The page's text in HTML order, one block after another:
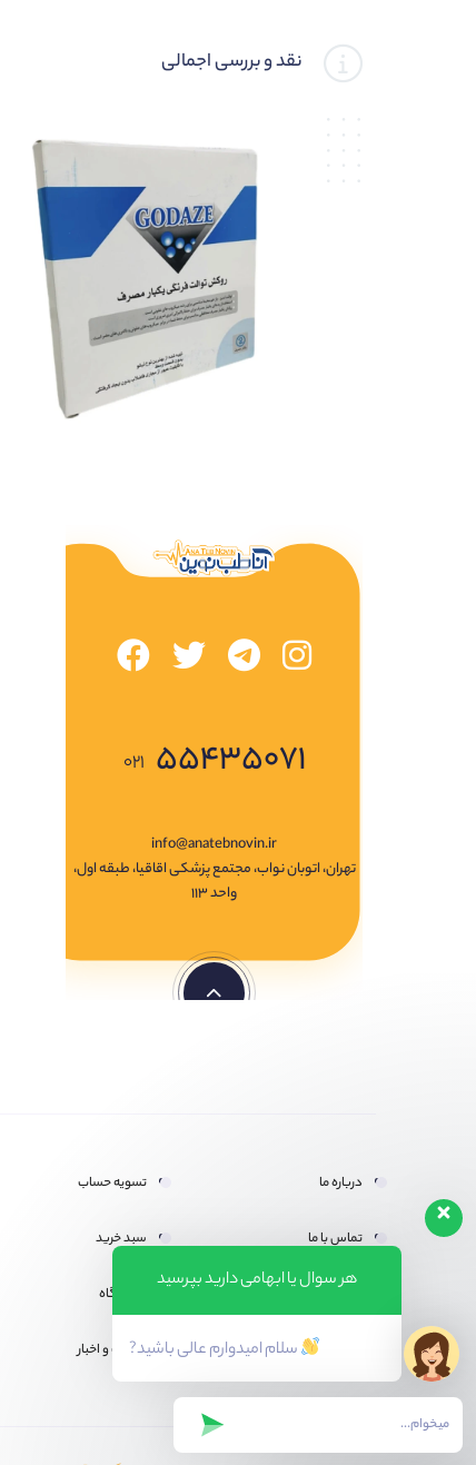
نقد و بررسی اجمالی
۰۲۱ ۵۵۴۳۵۰۷۱
info@anatebnovin.ir
تهران، اتوبان نواب، مجتمع پزشکی اقاقیا، طبقه اول،
واحد ۱۱۳
درباره ما
تماس با ما
حساب کاربری
تسویه حساب
سبد خرید
فروشگاه
مقالات و اخبار
هر سوال یا ابهامی دارید بپرسید
سلام امیدوارم عالی باشید?